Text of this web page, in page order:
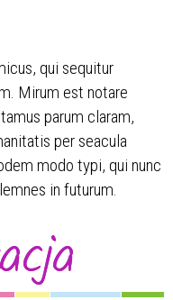
qui sequitur
Mirum est notare
parum claram,
per seacula
modo typi, qui nunc
in futurum.